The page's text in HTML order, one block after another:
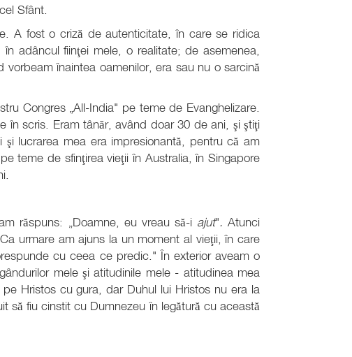
Sfânt.
A fost o criză de autenticitate, în care se ridica
adâncul fiinţei mele, o realitate; de asemenea,
înaintea oamenilor, era sau nu o sarcină
Congres „All-India" pe teme de Evanghelizare.
scris. Eram tânăr, având doar 30 de ani, şi ştiţi
lucrarea mea era impresionantă, pentru că am
teme de sfinţirea vieţii în Australia, în Singapore
răspuns: „Doamne, eu vreau să-i ajut". Atunci
urmare am ajuns la un moment al vieţii, în care
cu ceea ce predic." În exterior aveam o
mele şi atitudinile mele - atitudinea mea
Hristos cu gura, dar Duhul lui Hristos nu era la
să fiu cinstit cu Dumnezeu în legătură cu această